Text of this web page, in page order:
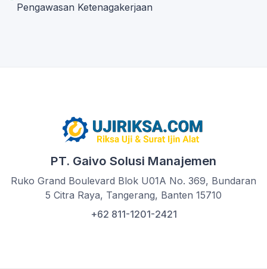
Pengawasan Ketenagakerjaan
PT. Gaivo Solusi Manajemen
Ruko Grand Boulevard Blok U01A No. 369, Bundaran
5 Citra Raya, Tangerang, Banten 15710
+62 811-1201-2421